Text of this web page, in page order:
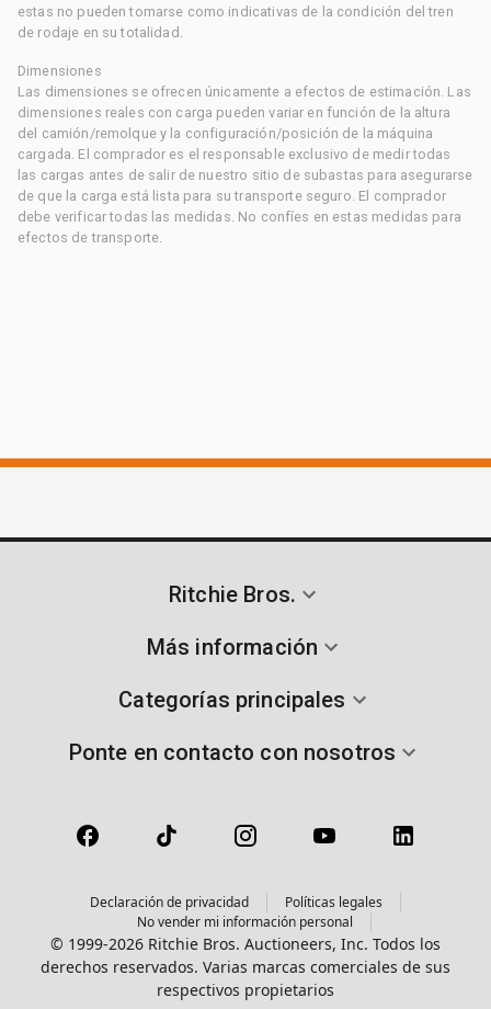
estas no pueden tomarse como indicativas de la condición del tren
de rodaje en su totalidad.
Dimensiones
Las dimensiones se ofrecen únicamente a efectos de estimación. Las
dimensiones reales con carga pueden variar en función de la altura
del camión/remolque y la configuración/posición de la máquina
cargada. El comprador es el responsable exclusivo de medir todas
las cargas antes de salir de nuestro sitio de subastas para asegurarse
de que la carga está lista para su transporte seguro. El comprador
debe verificar todas las medidas. No confíes en estas medidas para
efectos de transporte.
Ritchie Bros.
Más información
Categorías principales
Ponte en contacto con nosotros
Declaración de privacidad
Políticas legales
No vender mi información personal
© 1999-2026 Ritchie Bros. Auctioneers, Inc. Todos los
derechos reservados. Varias marcas comerciales de sus
respectivos propietarios